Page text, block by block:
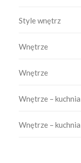
Style wnętrz
Wnętrze
Wnętrze
Wnętrze – kuchnia
Wnętrze – kuchnia